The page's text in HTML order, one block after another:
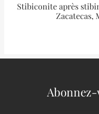
Stibiconite après
Zacatecas,